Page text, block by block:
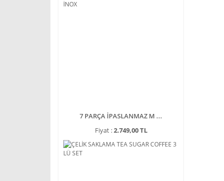
7 PARÇA İPASLANMAZ M ...
Fiyat :2.749,00 TL